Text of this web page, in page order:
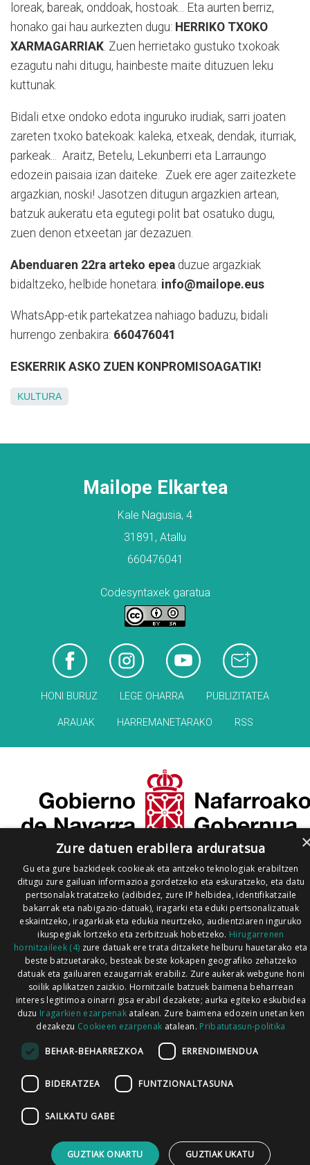
loreak, bareak, onddoak, hostoak... Eta aurten berriz,
honako gai hau aurkezten dugu: HERRIKO TXOKO
XARMAGARRIAK. Zuen herrietako gustuko txokoak
ezagutu nahi ditugu, hainbeste maite dituzuen leku
kuttunak.
Bidali etxe ondoko edota inguruko irudiak, sarri joaten
zareten txoko batekoak: kaleka, etxeak, dendak, iturriak,
parkeak... Araitz, Betelu, Lekunberri eta Larraungo
edozein paisaia izan daiteke. Zuek ere ager zaitezkete
argazkian, noski! Jasotzen ditugun argazkien artean,
batzuk aukeratu eta egutegi polit bat osatuko dugu,
zuen denon etxeetan jar dezazuen.
Abenduaren 22ra arteko epea duzue argazkiak
bidaltzeko, helbide honetara: info@mailope.eus
WhatsApp-etik partekatzea nahiago baduzu, bidali
hurrengo zenbakira: 660476041
ESKERRIK ASKO ZUEN KONPROMISOAGATIK!
KULTURA
Mailope Elkartea
Kale Nagusia, 4
31891, Atallu
660476041
Codesyntaxek garatua
HONI BURUZ LEGE OHARRA PUBLIZITATEA
ARAUAK HARREMANETARAKO RSS
Zure datuen erabilera arduratsua
Gu eta gure bazkideek cookieak eta antzeko teknologiak erabiltzen
ditugu zure gailuan informazioa gordetzeko eta eskuratzeko, eta datu
pertsonalak tratatzeko (adibidez, zure IP helbidea, identifikatzaile
bakarrak eta nabigazio-datuak), iragarki eta eduki pertsonalizatuak
eskaintzeko, iragarkiak eta edukia neurtzeko, audientziaren inguruko
ikuspegiak lortzeko eta zerbitzuak hobetzeko. Hirugarrenen
hornitzaileek (4) zure datuak ere trata ditzakete helburu hauetarako eta
beste batzuetarako, besteak beste kokapen geografiko zehatzeko
datuak eta gailuaren ezaugarriak erabiliz. Zure aukerak webgune honi
soilik aplikatzen zaizkio. Hornitzaile batzuek baimena beharrean
interes legitimoa oinarri gisa erabil dezakete; aurka egiteko eskubidea
duzu Iragarkien ezarpenak atalean. Zure baimena edozein unetan ken
dezakezu Cookieen ezarpenak atalean. Pribatutasun-politika
BEHAR-BEHARREZKOA ERRENDIMENDUA
BIDERATZEA FUNTZIONALTASUNA
SAILKATU GABE
GUZTIAK ONARTU GUZTIAK UKATU